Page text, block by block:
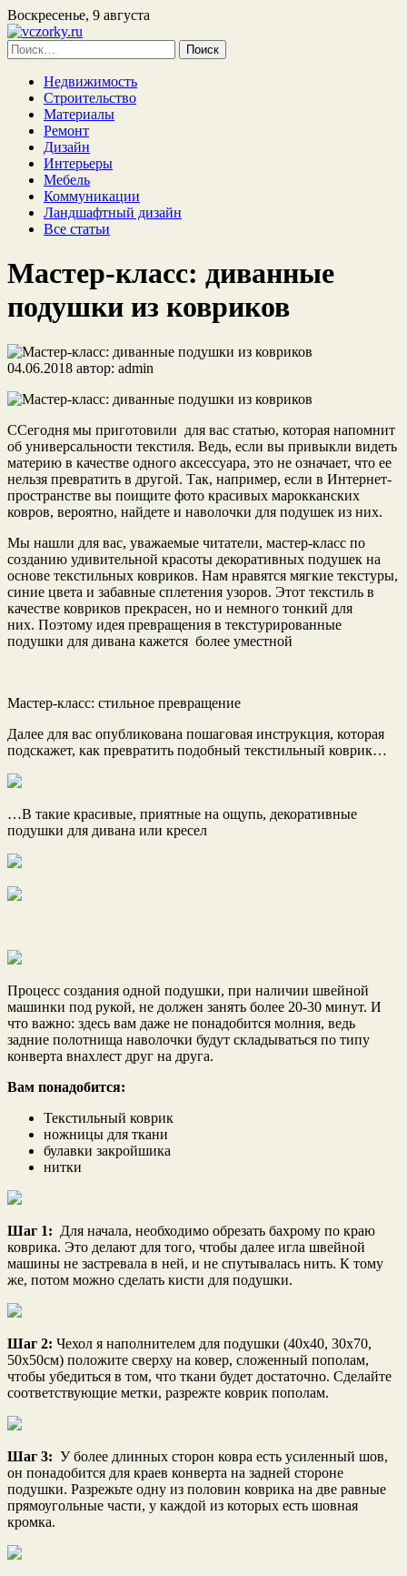
Воскресенье, 9 августа
Найти:
Недвижимость
Строительство
Материалы
Ремонт
Дизайн
Интерьеры
Мебель
Коммуникации
Ландшафтный дизайн
Все статьи
Мастер-класс: диванные
подушки из ковриков
04.06.2018 автор: admin
ССегодня мы приготовили для вас статью, которая напомнит
об универсальности текстиля. Ведь, если вы привыкли видеть
материю в качестве одного аксессуара, это не означает, что ее
нельзя превратить в другой. Так, например, если в Интернет-
пространстве вы поищите фото красивых марокканских
ковров, вероятно, найдете и наволочки для подушек из них.
Мы нашли для вас, уважаемые читатели, мастер-класс по
созданию удивительной красоты декоративных подушек на
основе текстильных ковриков. Нам нравятся мягкие текстуры,
синие цвета и забавные сплетения узоров. Этот текстиль в
качестве ковриков прекрасен, но и немного тонкий для
них. Поэтому идея превращения в текстурированные
подушки для дивана кажется более уместной
Мастер-класс: стильное превращение
Далее для вас опубликована пошаговая инструкция, которая
подскажет, как превратить подобный текстильный коврик…
…В такие красивые, приятные на ощупь, декоративные
подушки для дивана или кресел
Процесс создания одной подушки, при наличии швейной
машинки под рукой, не должен занять более 20-30 минут. И
что важно: здесь вам даже не понадобится молния, ведь
задние полотнища наволочки будут складываться по типу
конверта внахлест друг на друга.
Вам понадобится:
Текстильный коврик
ножницы для ткани
булавки закройшика
нитки
Шаг 1: Для начала, необходимо обрезать бахрому по краю
коврика. Это делают для того, чтобы далее игла швейной
машины не застревала в ней, и не спутывалась нить. К тому
же, потом можно сделать кисти для подушки.
Шаг 2: Чехол я наполнителем для подушки (40х40, 30х70,
50х50см) положите сверху на ковер, сложенный пополам,
чтобы убедиться в том, что ткани будет достаточно. Сделайте
соответствующие метки, разрежте коврик пополам.
Шаг 3: У более длинных сторон ковра есть усиленный шов,
он понадобится для краев конверта на задней стороне
подушки. Разрежьте одну из половин коврика на две равные
прямоугольные части, у каждой из которых есть шовная
кромка.